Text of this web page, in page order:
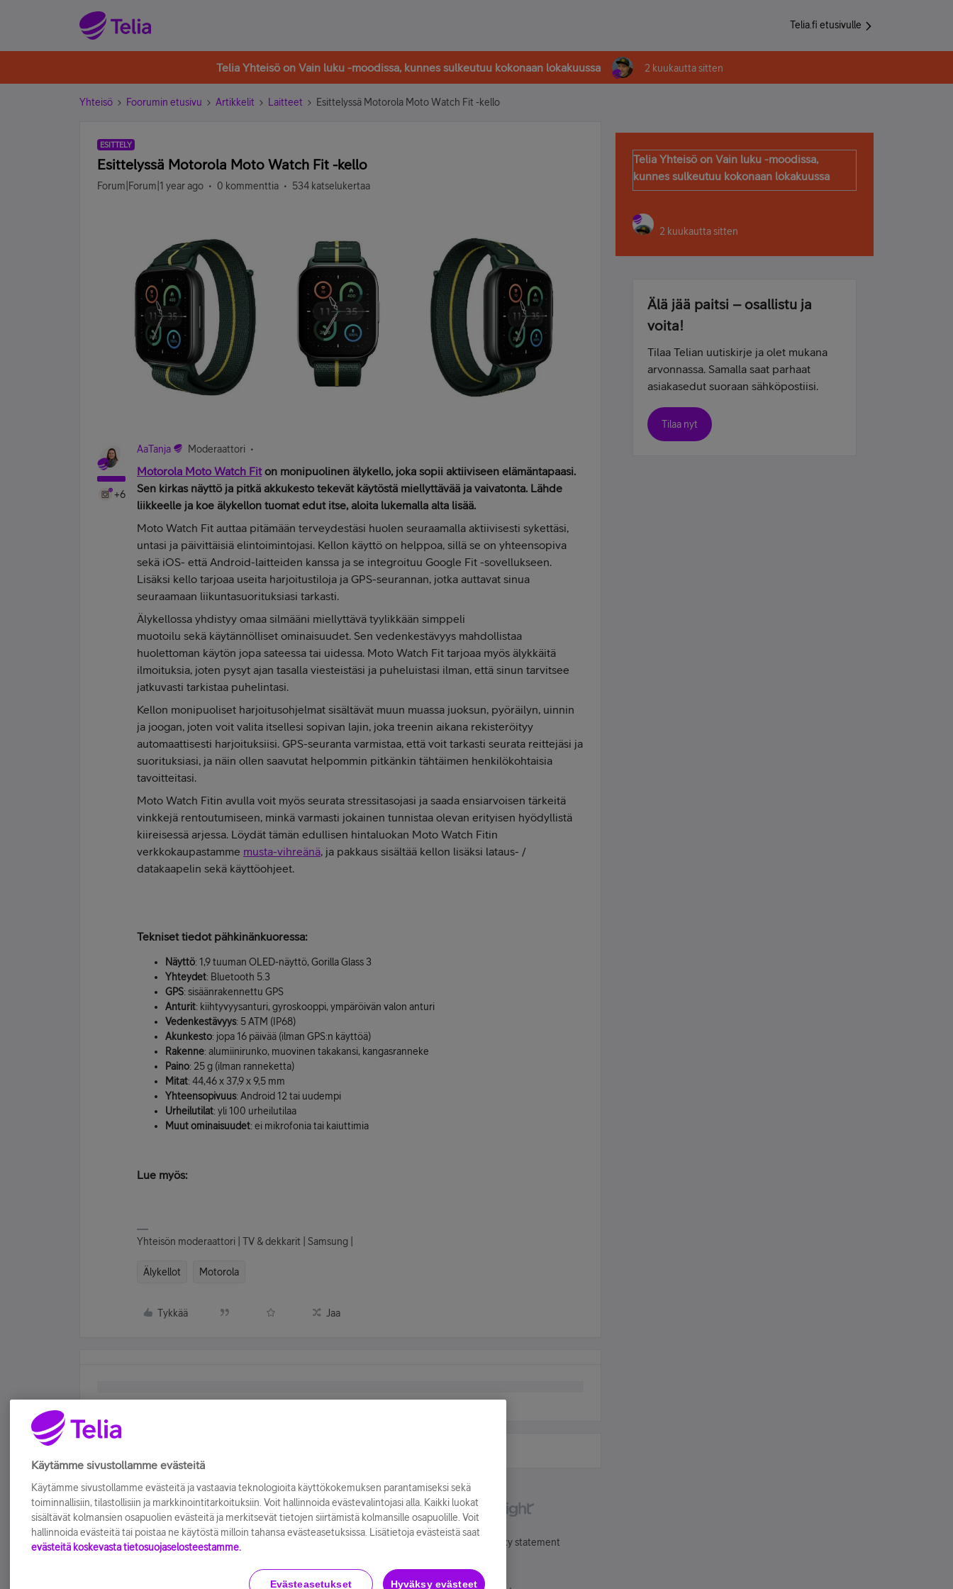
Telia.fi etusivulle
Telia Yhteisö on Vain luku -moodissa, kunnes sulkeutuu kokonaan lokakuussa 2 kuukautta sitten
Yhteisö Foorumin etusivu Artikkelit Laitteet Esittelyssä Motorola Moto Watch Fit -kello
ESITTELY
Esittelyssä Motorola Moto Watch Fit -kello
Forum|Forum|1 year ago 0 kommenttia 534 katselukertaa
+6
AaTanja Moderaattori
Motorola Moto Watch Fiton monipuolinen älykello, joka sopii aktiiviseen elämäntapaasi.
Sen kirkas näyttö ja pitkä akkukesto tekevät käytöstä miellyttävää ja vaivatonta. Lähde
liikkeelle ja koe älykellon tuomat edut itse, aloita lukemalla alta lisää.
Moto Watch Fit auttaa pitämään terveydestäsi huolen seuraamalla aktiivisesti sykettäsi,
untasi ja päivittäisiä elintoimintojasi. Kellon käyttö on helppoa, sillä se on yhteensopiva
sekä iOS- että Android-laitteiden kanssa ja se integroituu Google Fit -sovellukseen.
Lisäksi kello tarjoaa useita harjoitustiloja ja GPS-seurannan, jotka auttavat sinua
seuraamaan liikuntasuorituksiasi tarkasti.
Älykellossa yhdistyy omaa silmääni miellyttävä tyylikkään simppeli
muotoilu sekä käytännölliset ominaisuudet. Sen vedenkestävyys mahdollistaa
huolettoman käytön jopa sateessa tai uidessa. Moto Watch Fit tarjoaa myös älykkäitä
ilmoituksia, joten pysyt ajan tasalla viesteistäsi ja puheluistasi ilman, että sinun tarvitsee
jatkuvasti tarkistaa puhelintasi.
Kellon monipuoliset harjoitusohjelmat sisältävät muun muassa juoksun, pyöräilyn, uinnin
ja joogan, joten voit valita itsellesi sopivan lajin, joka treenin aikana rekisteröityy
automaattisesti harjoituksiisi. GPS-seuranta varmistaa, että voit tarkasti seurata reittejäsi ja
suorituksiasi, ja näin ollen saavutat helpommin pitkänkin tähtäimen henkilökohtaisia
tavoitteitasi.
Moto Watch Fitin avulla voit myös seurata stressitasojasi ja saada ensiarvoisen tärkeitä
vinkkejä rentoutumiseen, minkä varmasti jokainen tunnistaa olevan erityisen hyödyllistä
kiireisessä arjessa. Löydät tämän edullisen hintaluokan Moto Watch Fitin
verkkokaupastamme musta-vihreänä, ja pakkaus sisältää kellon lisäksi lataus- /
datakaapelin sekä käyttöohjeet.
Tekniset tiedot pähkinänkuoressa:
Näyttö: 1,9 tuuman OLED-näyttö, Gorilla Glass 3
Yhteydet: Bluetooth 5.3
GPS: sisäänrakennettu GPS
Anturit: kiihtyvyysanturi, gyroskooppi, ympäröivän valon anturi
Vedenkestävyys: 5 ATM (IP68)
Akunkesto: jopa 16 päivää (ilman GPS:n käyttöä)
Rakenne: alumiinirunko, muovinen takakansi, kangasranneke
Paino: 25 g (ilman ranneketta)
Mitat: 44,46 x 37,9 x 9,5 mm
Yhteensopivuus: Android 12 tai uudempi
Urheilutilat: yli 100 urheilutilaa
Muut ominaisuudet: ei mikrofonia tai kaiuttimia
Lue myös:
Yhteisön moderaattori | TV & dekkarit | Samsung |
Älykellot Motorola
Tykkää Jaa
Telia Yhteisö on Vain luku -moodissa,
kunnes sulkeutuu kokonaan lokakuussa
2 kuukautta sitten
Älä jää paitsi – osallistu ja
voita!
Tilaa Telian uutiskirje ja olet mukana
arvonnassa. Samalla saat parhaat
asiakasedut suoraan sähköpostiisi.
Tilaa nyt
Accessibility statement
Käytämme sivustollamme evästeitä
Käytämme sivustollamme evästeitä ja vastaavia teknologioita käyttökokemuksen parantamiseksi sekä
toiminnallisiin, tilastollisiin ja markkinointitarkoituksiin. Voit hallinnoida evästevalintojasi alla. Kaikki luokat
sisältävät kolmansien osapuolien evästeitä ja merkitsevät tietojen siirtämistä kolmansille osapuolille. Voit
hallinnoida evästeitä tai poistaa ne käytöstä milloin tahansa evästeasetuksissa. Lisätietoja evästeistä saat
evästeitä koskevasta tietosuojaselosteestamme.
Evästeasetukset Hyväksy evästeet